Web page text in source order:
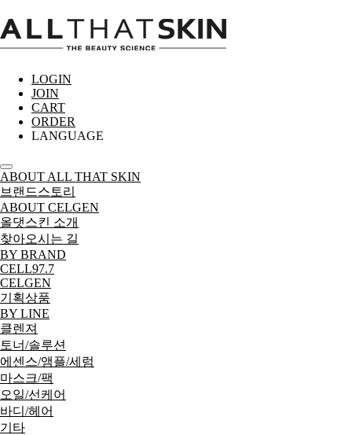
LOGIN
JOIN
CART
ORDER
LANGUAGE
ABOUT ALL THAT SKIN
브랜드스토리
ABOUT CELGEN
올댓스킨 소개
찾아오시는 길
BY BRAND
CELL97.7
CELGEN
기획상품
BY LINE
클렌져
토너/솔루션
에센스/앰플/세럼
마스크/팩
오일/선케어
바디/헤어
기타